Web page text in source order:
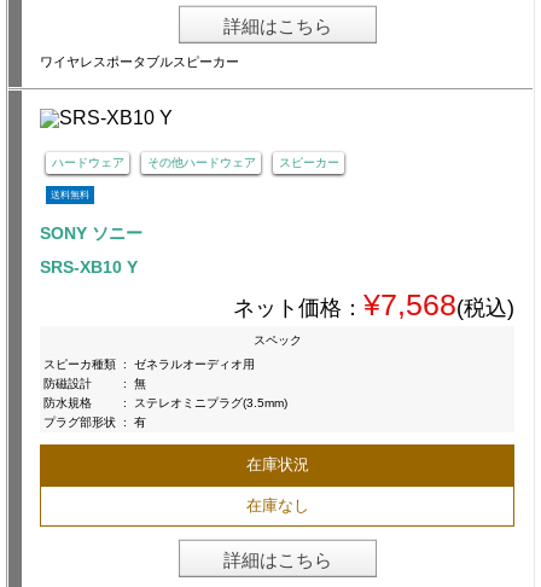
詳細はこちら
ワイヤレスポータブルスピーカー
ハードウェア その他ハードウェア スピーカー
送料無料
SONY ソニー
SRS-XB10 Y
ネット価格： ¥7,568(税込)
スペック
スピーカ種類 :
ゼネラルオーディオ用
防磁設計
:
無
防水規格
:
ステレオミニプラグ(3.5mm)
プラグ部形状 : 有
在庫状況
在庫なし
詳細はこちら